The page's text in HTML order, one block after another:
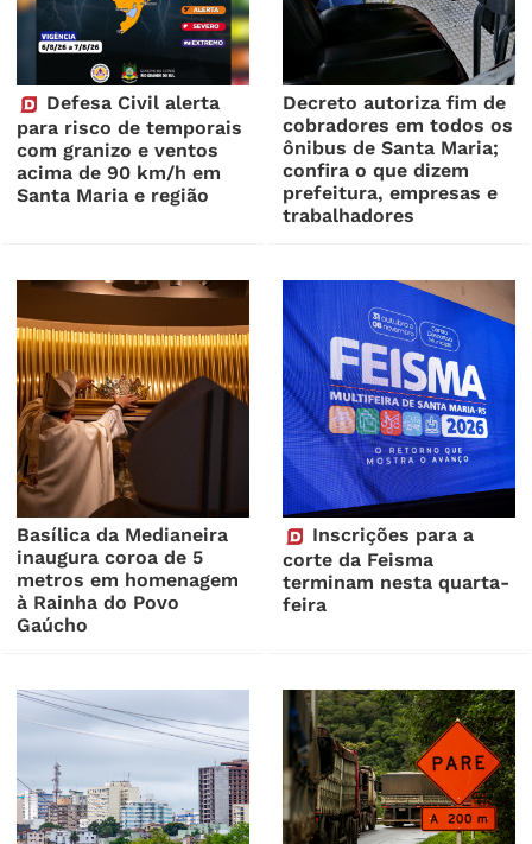
Defesa Civil alerta
para risco de temporais
com granizo e ventos
acima de 90 km/h em
Santa Maria e região
Decreto autoriza fim de
cobradores em todos os
ônibus de Santa Maria;
confira o que dizem
prefeitura, empresas e
trabalhadores
Basílica da Medianeira
inaugura coroa de 5
metros em homenagem
à Rainha do Povo
Gaúcho
Inscrições para a
corte da Feisma
terminam nesta quarta-
feira